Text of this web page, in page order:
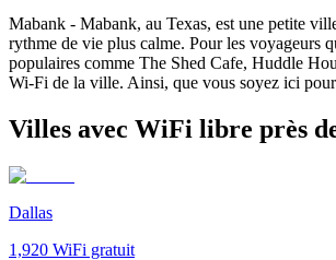
Mabank - Mabank, au Texas, est une petite
rythme de vie plus calme. Pour les voyageurs
populaires comme The Shed Cafe, Huddle
Wi-Fi de la ville. Ainsi, que vous soyez ici
Villes avec WiFi libre près
Dallas
1,920 WiFi gratuit